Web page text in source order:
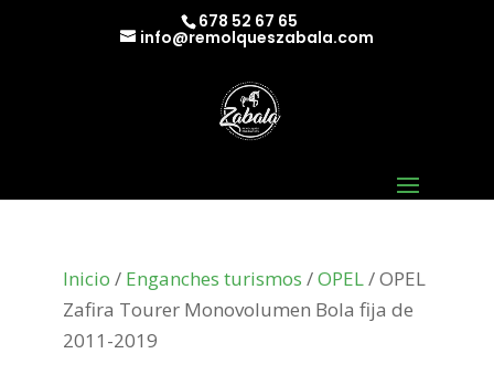
678 52 67 65
info@remolqueszabala.com
Inicio / Enganches turismos /OPEL/ OPEL
Zafira Tourer Monovolumen Bola fija de
2011-2019